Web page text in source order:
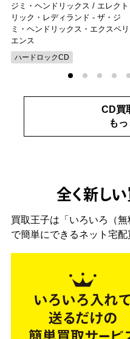
ジミ・ヘンドリックス / エレクト
リック・レディランド - ザ・ジ
ミ・ヘンドリックス・エクスペリ
エンス
ハードロックCD
CD買
も
全く新し
買取王子は「いろいろ（
で簡単にできるネット宅配